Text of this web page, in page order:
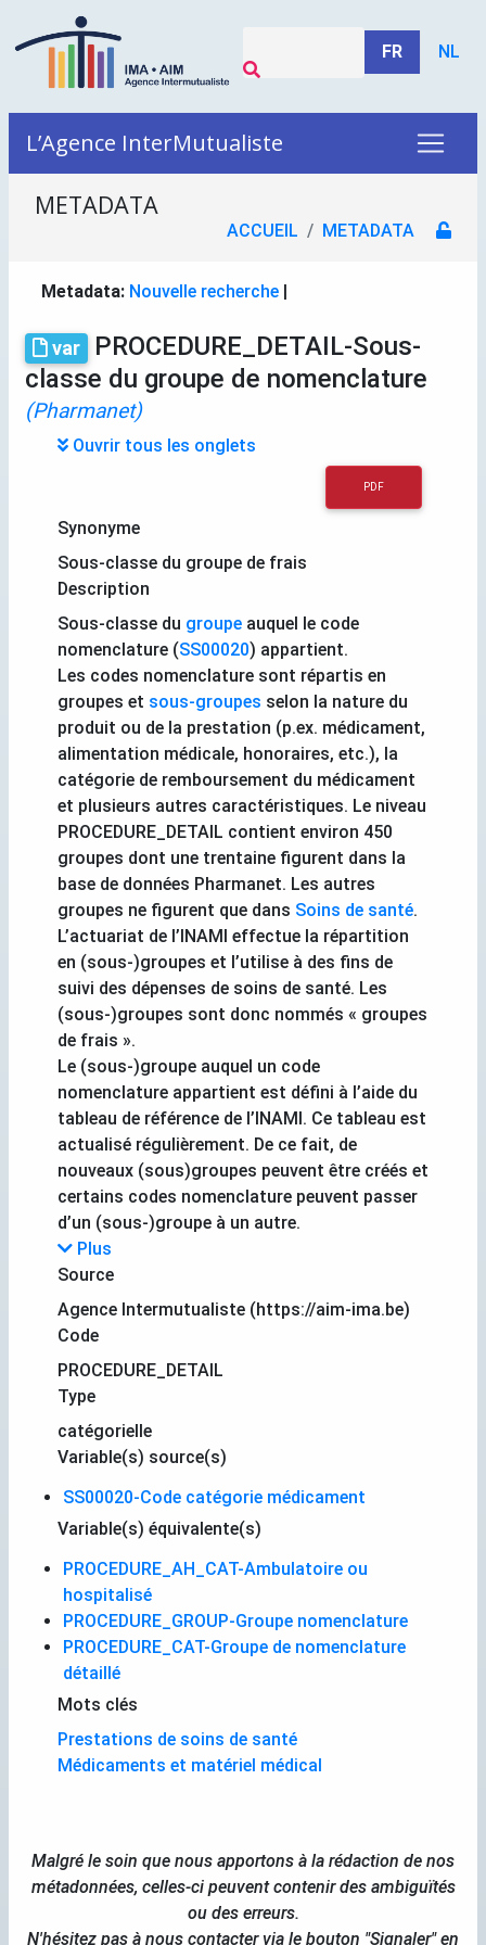
FR NL
L’Agence InterMutualiste
METADATA
ACCUEIL METADATA
Metadata: Nouvelle recherche |
var
PROCEDURE_DETAIL-Sous-
classe du groupe de nomenclature
(Pharmanet)
Ouvrir tous les onglets
PDF
Synonyme
Sous-classe du groupe de frais
Description
Sous-classe du groupe auquel le code
nomenclature (SS00020) appartient.
Les codes nomenclature sont répartis en
groupes et sous-groupes selon la nature du
produit ou de la prestation (p.ex. médicament,
alimentation médicale, honoraires, etc.), la
catégorie de remboursement du médicament
et plusieurs autres caractéristiques. Le niveau
PROCEDURE_DETAIL contient environ 450
groupes dont une trentaine figurent dans la
base de données Pharmanet. Les autres
groupes ne figurent que dans Soins de santé.
L’actuariat de l’INAMI effectue la répartition
en (sous-)groupes et l’utilise à des fins de
suivi des dépenses de soins de santé. Les
(sous-)groupes sont donc nommés « groupes
de frais ».
Le (sous-)groupe auquel un code
nomenclature appartient est défini à l’aide du
tableau de référence de l’INAMI. Ce tableau est
actualisé régulièrement. De ce fait, de
nouveaux (sous)groupes peuvent être créés et
certains codes nomenclature peuvent passer
d’un (sous-)groupe à un autre.
Plus
Source
Agence Intermutualiste (https://aim-ima.be)
Code
PROCEDURE_DETAIL
Type
catégorielle
Variable(s) source(s)
SS00020-Code catégorie médicament
Variable(s) équivalente(s)
PROCEDURE_AH_CAT-Ambulatoire ou
hospitalisé
PROCEDURE_GROUP-Groupe nomenclature
PROCEDURE_CAT-Groupe de nomenclature
détaillé
Mots clés
Prestations de soins de santé
Médicaments et matériel médical
Malgré le soin que nous apportons à la rédaction de nos
métadonnées, celles-ci peuvent contenir des ambiguïtés
ou des erreurs.
N'hésitez pas à nous contacter via le bouton "Signaler" en